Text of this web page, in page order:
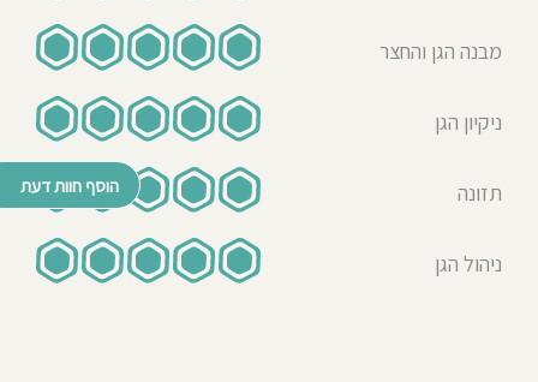
הוסף חוות דעת
ומושקעים ומותאמים לכל קבוצת גיל.
מדהים לראות את ההתפחות של
הילדים שם. מיכל האלופה עוטפת את
הילדים באהבה ובפינוקים ומטפלת
בהם במסירות רבה וביחד הן צוות של
18-01-2023 Shiraz Levi
מבנה הגן והחצר
ניקיון הגן
תזונה
ניהול הגן